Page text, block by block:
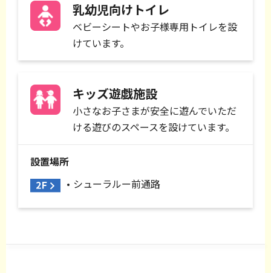
乳幼児向けトイレ
ベビーシートやお子様専用トイレを設
けています。
キッズ遊戯施設
小さなお子さまが安全に遊んでいただ
ける遊びのスペースを設けています。
設置場所
シューラルー前通路